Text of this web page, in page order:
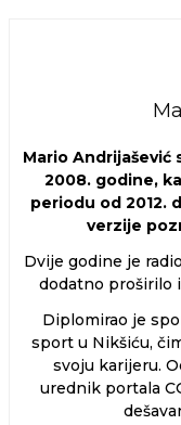
Mario
2008. godine,
periodu od 2012.
verzije
Dvije godine je
dodatno proširilo
Diplomirao je
sport u Nikšiću,
svoju karijeru.
urednik portala